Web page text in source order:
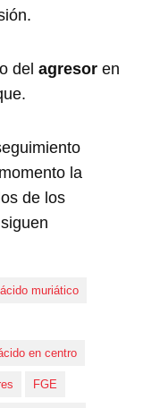
del agresor en
la
de los
ácido muriático
en centro
FGE